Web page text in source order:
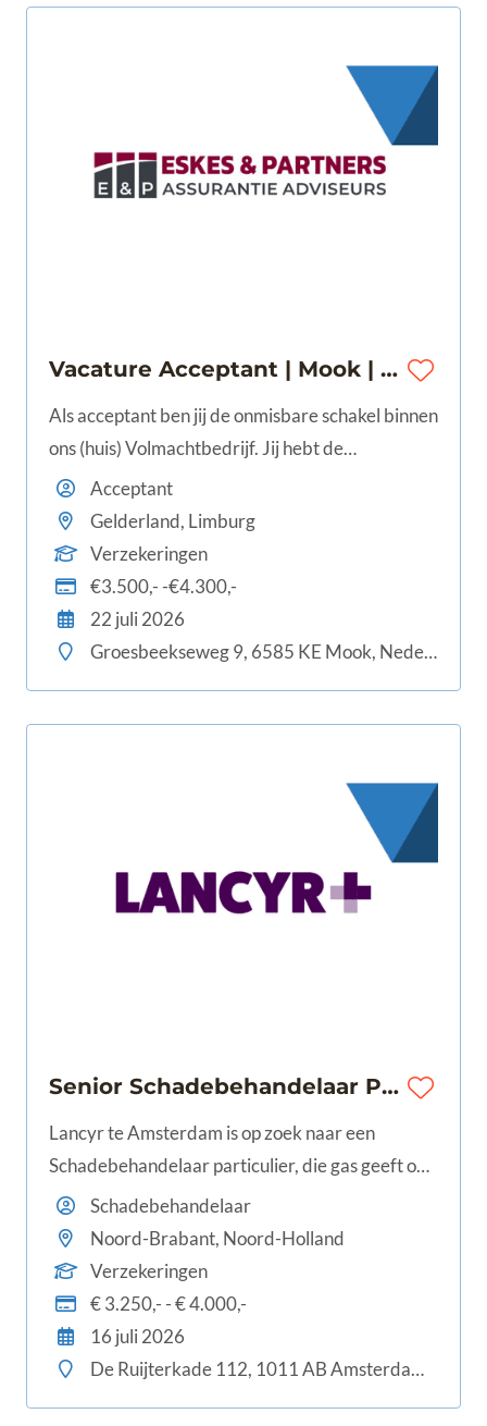
Vacature Acceptant | Mook | 28 - 40 uur | €3.500 - €4.300
Als acceptant ben jij de onmisbare schakel binnen
ons (huis) Volmachtbedrijf. Jij hebt de
bevoegdheid om namens verschillende
verzekeraars risico's te beoordelen en te
accepteren. Met jouw vakkennis en scherpe blik
beoordeel je aanvragen van je collega
relatiebeheerders snel en vakkundig.
Acceptant
Gelderland, Limburg
Verzekeringen
€3.500,- -€4.300,-
22 juli 2026
Groesbeekseweg 9, 6585 KE Mook, Nederland
Senior Schadebehandelaar Particulier | Amsterdam | 32-40 uur |€3.250 - €4.000
Lancyr te Amsterdam is op zoek naar een
Schadebehandelaar particulier, die gas geeft op
schadeherstel én klanttevredenheid en het leuk
vindt de overige collega's bij te staan en mee op
te leiden.
Schadebehandelaar
Noord-Brabant, Noord-Holland
Verzekeringen
€ 3.250,- - € 4.000,-
16 juli 2026
De Ruijterkade 112, 1011 AB Amsterdam, Nederland